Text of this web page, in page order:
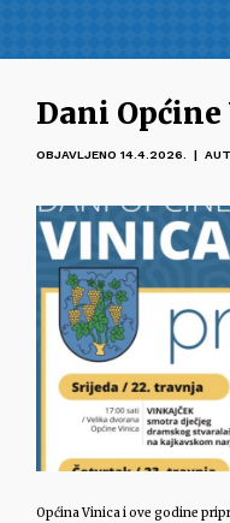
Dani
OBJAVLJENO 14.4.2026. |
Općina Vinica i ove godine